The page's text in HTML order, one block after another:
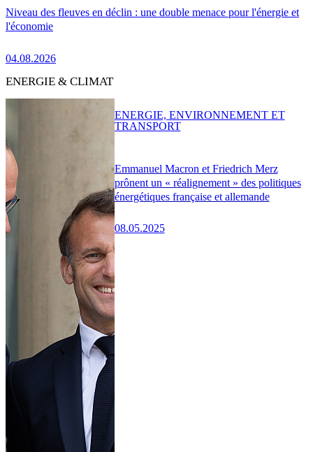
Niveau des fleuves en déclin : une double menace pour l'énergie et
l'économie
04.08.2026
ENERGIE & CLIMAT
Emmanuel Macron et Friedrich Merz
prônent un « réalignement » des politiques
énergétiques française et allemande
08.05.2025
ENERGIE, ENVIRONNEMENT ET
TRANSPORT